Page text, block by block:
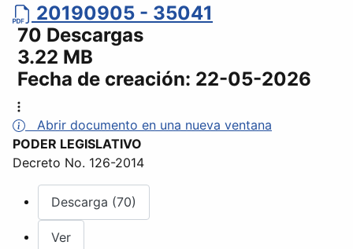
20190905 - 35041
70 Descargas
3.22 MB
Fecha de creación: 22-05-2026
Abrir documento en una nueva ventana
PODER LEGISLATIVO
Decreto No. 126-2014
Descarga (70)
Ver